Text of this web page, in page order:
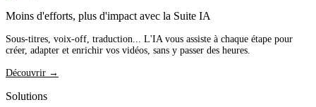
Moins d'efforts, plus d'impact avec la Suite IA
Sous-titres, voix-off, traduction... L'IA vous assiste à chaque étape pour
créer, adapter et enrichir vos vidéos, sans y passer des heures.
Découvrir →
Solutions